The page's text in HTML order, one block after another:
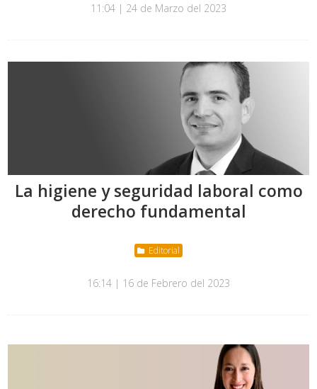
11:04 | 24 de Marzo del 2023
La higiene y seguridad laboral como
derecho fundamental
Editorial
16:14 | 16 de Febrero del 2023